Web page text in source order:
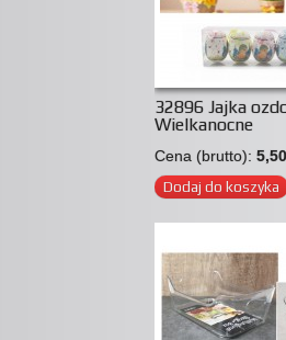
32896 Jajka
Wielkanocne
Cena (brutto):
Dodaj do koszyka